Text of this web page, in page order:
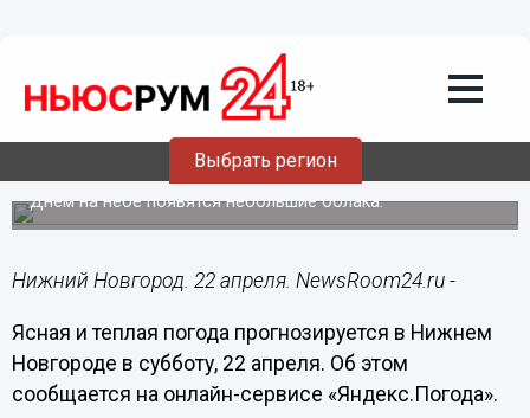
Выбрать регион
22.04.202309:28
Ясная погода и до +17°C ожидается в
Нижнем Новгороде 22 апреля
Днем на небе появятся небольшие облака.
Нижний Новгород. 22 апреля. NewsRoom24.ru -
Ясная и теплая погода прогнозируется в Нижнем
Новгороде в субботу, 22 апреля. Об этом
сообщается на онлайн-сервисе «Яндекс.Погода».